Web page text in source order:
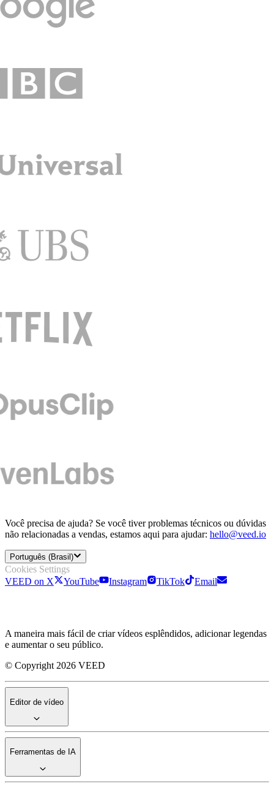
Você precisa de ajuda? Se você tiver problemas técnicos ou dúvidas
não relacionadas a vendas, estamos aqui para ajudar: hello@veed.io
Português (Brasil)
Cookies Settings
VEED on X
YouTube Instagram TikTok Email
A maneira mais fácil de criar vídeos esplêndidos, adicionar legendas
e aumentar o seu público.
© Copyright 2026 VEED
Editor de vídeo
Ferramentas de IA